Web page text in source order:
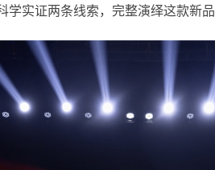
实证两条线索，完整演绎这款新品